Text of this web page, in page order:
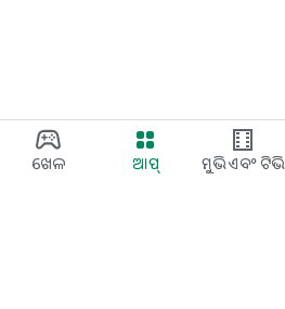
ଖେଳ ଆପ୍‌ ମୁଭି ଏବଂ ଟିଭି